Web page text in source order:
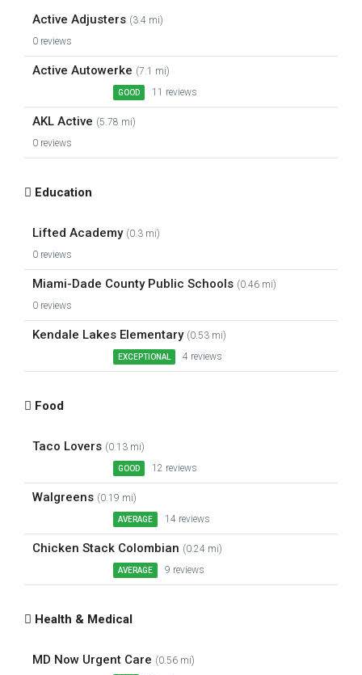
Active Adjusters (3.4 mi)
0 reviews
Active Autowerke (7.1 mi)
GOOD 11 reviews
AKL Active (5.78 mi)
0 reviews
Education
Lifted Academy (0.3 mi)
0 reviews
Miami-Dade County Public Schools (0.46 mi)
0 reviews
Kendale Lakes Elementary (0.53 mi)
EXCEPTIONAL 4 reviews
Food
Taco Lovers (0.13 mi)
GOOD 12 reviews
Walgreens (0.19 mi)
AVERAGE 14 reviews
Chicken Stack Colombian (0.24 mi)
AVERAGE 9 reviews
Health & Medical
MD Now Urgent Care (0.56 mi)